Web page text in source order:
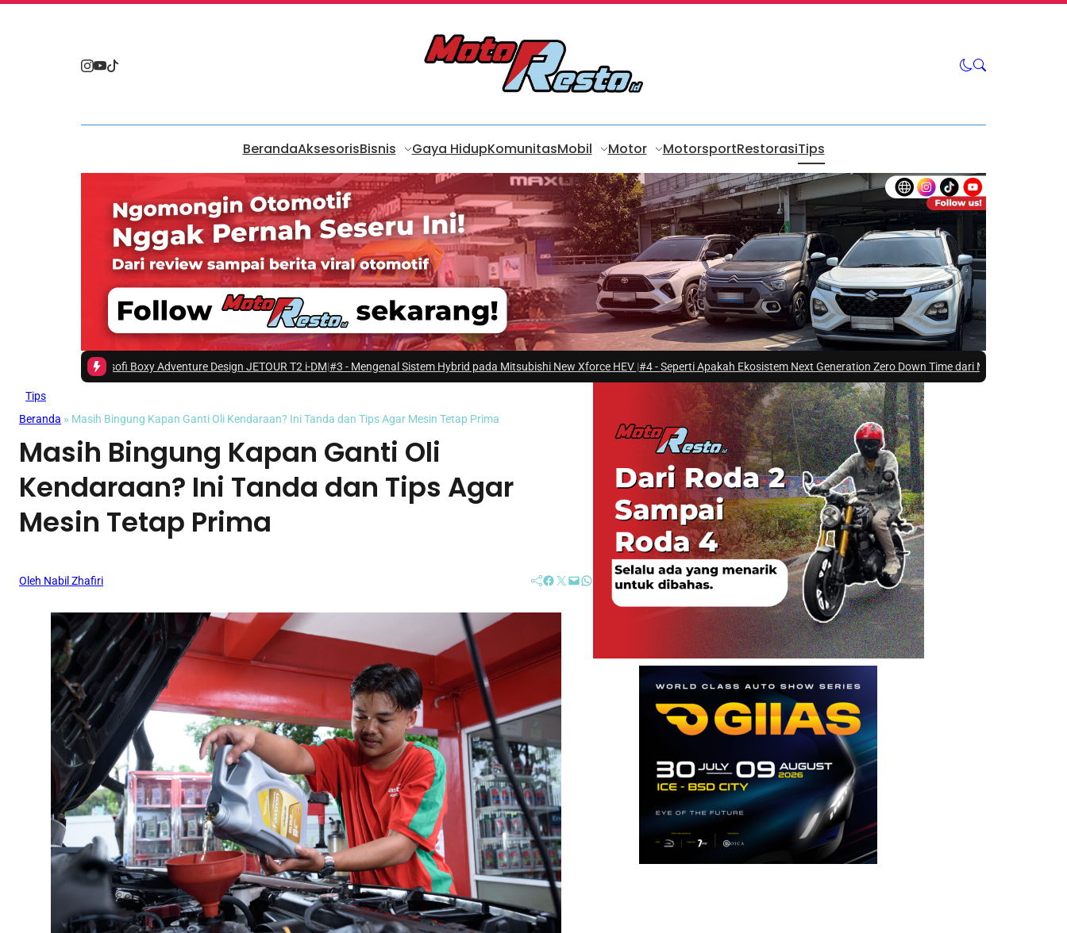
BerandaAksesorisBisnis Gaya HidupKomunitasMobil Motor MotorsportRestorasiTips
Filosofi Boxy Adventure Design JETOUR T2 i-DM|#3 -Mengenal Sistem Hybrid pada Mitsubishi New Xforce HEV|#4 -Seperti Apakah Ekosistem Next Generation Zero Down Time dari Mitsubishi Fuso di GIIAS 2026 ?
Tips
Beranda » Masih Bingung Kapan Ganti Oli Kendaraan? Ini Tanda dan Tips Agar Mesin Tetap Prima
Masih Bingung Kapan Ganti Oli
Kendaraan? Ini Tanda dan Tips Agar
Mesin Tetap Prima
Oleh Nabil Zhafiri Facebook Twitter Mail WhatsApp